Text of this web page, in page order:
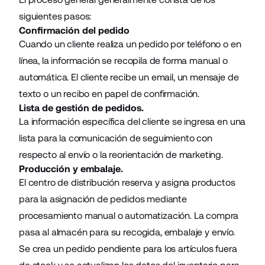
siguientes pasos:
Confirmación del pedido
Cuando un cliente realiza un pedido por teléfono o en
línea, la información se recopila de forma manual o
automática. El cliente recibe un email, un mensaje de
texto o un recibo en papel de confirmación.
Lista de gestión de pedidos.
La información específica del cliente se ingresa en una
lista para la comunicación de seguimiento con
respecto al envío o la reorientación de marketing.
Producción y embalaje.
El centro de distribución reserva y asigna productos
para la asignación de pedidos mediante
procesamiento manual o automatización. La compra
pasa al almacén para su recogida, embalaje y envío.
Se crea un pedido pendiente para los artículos fuera